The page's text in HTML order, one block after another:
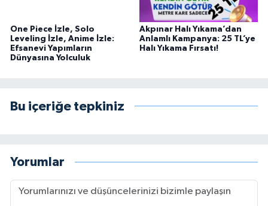
One Piece İzle, Solo
Leveling İzle, Anime İzle:
Efsanevi Yapımların
Dünyasına Yolculuk
Akpınar Halı Yıkama’dan
Anlamlı Kampanya: 25 TL’ye
Halı Yıkama Fırsatı!
Bu içeriğe tepkiniz
Yorumlar